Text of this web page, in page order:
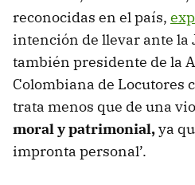
reconocidas en el país,
intención de llevar ante la
también presidente de la
Colombiana de Locutores
trata menos que de una
moral y patrimonial,ya
impronta personal’.